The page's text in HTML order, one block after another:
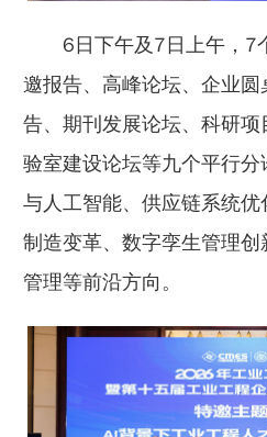
6日下午及7日上午，7
邀报告、高峰论坛、企业
告、期刊发展论坛、科研
验室建设论坛等九个平行
与人工智能、供应链系统
制造变革、数字孪生管理
管理等前沿方向。